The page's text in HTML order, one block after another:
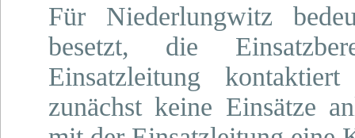
Für Niederlungwitz
besetzt, die
Einsatzleitung
zunächst keine Einsätze